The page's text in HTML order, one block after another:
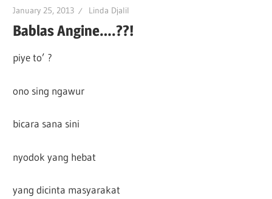
January 25, 2013 Linda Djalil
Bablas Angine….??!
piye to’ ?
ono sing ngawur
bicara sana sini
nyodok yang hebat
yang dicinta masyarakat